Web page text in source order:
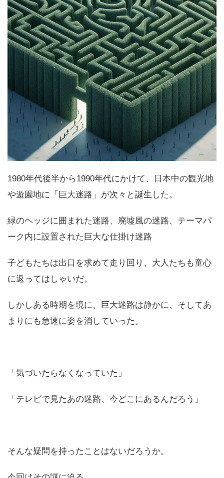
1980年代後半から1990年代にかけて、日本中の観光地
や遊園地に「巨大迷路」が次々と誕生した。
緑のヘッジに囲まれた迷路、廃墟風の迷路、テーマパ
ーク内に設置された巨大な仕掛け迷路
子どもたちは出口を求めて走り回り、大人たちも童心
に返ってはしゃいだ。
しかしある時期を境に、巨大迷路は静かに、そしてあ
まりにも急速に姿を消していった。
「気づいたらなくなっていた」
「テレビで見たあの迷路、今どこにあるんだろう」
そんな疑問を持ったことはないだろうか。